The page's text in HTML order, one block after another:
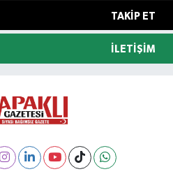
TAKIP ET
İLETIŞIM